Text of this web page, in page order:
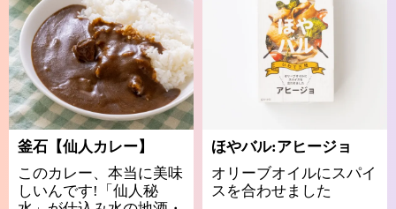
釜石【仙人カレー】
このカレー、本当に美味
しいんです!「仙人秘
ほやバル:アヒージョ
オリーブオイルにスパイ
スを合わせました